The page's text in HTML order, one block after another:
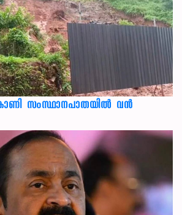
സംസ്ഥാനപാതയില്‍ വന്‍